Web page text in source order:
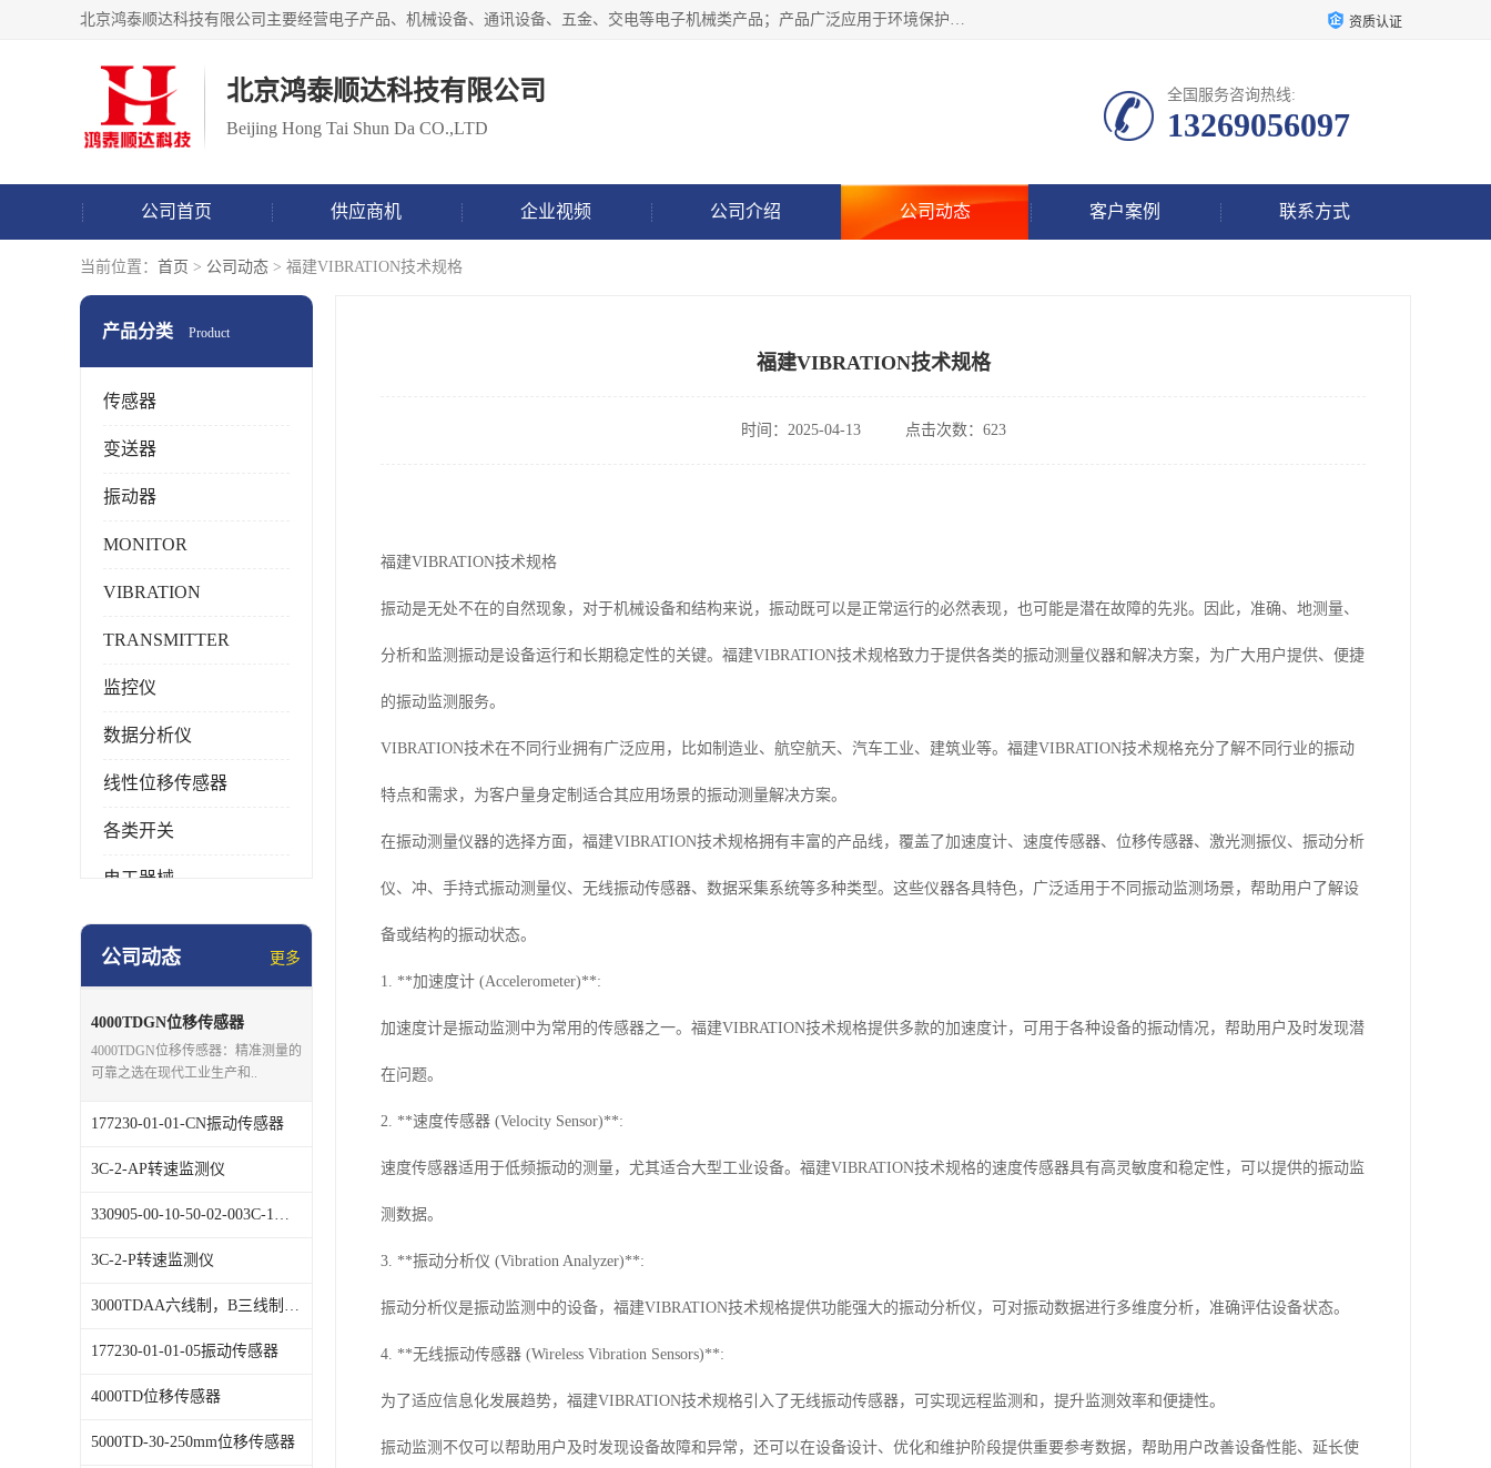
北京鸿泰顺达科技有限公司主要经营电子产品、机械设备、通讯设备、五金、交电等电子机械类产品；产品广泛应用于环境保护、石油化工、电力电子、冶金建筑、煤炭、农业、卫生防疫、教育科研等行业。并成功的与各地环境监测站、污水处理厂、卷烟厂、电厂、高校、科学院所、卫生防疫部门、煤矿、石化厂等用户建立了密切的合作关系。 资质认证
北京鸿泰顺达科技有限公司
Beijing Hong Tai Shun Da CO.,LTD
全国服务咨询热线:
13269056097
公司首页 供应商机 企业视频 公司介绍 公司动态 客户案例 联系方式
当前位置： 首页 > 公司动态 > 福建VIBRATION技术规格
产品分类 Product
传感器
变送器
振动器
MONITOR
VIBRATION
TRANSMITTER
监控仪
数据分析仪
线性位移传感器
各类开关
电工器械
模块化产品
特殊用处传感器
特殊用途变送器
公司动态 更多
4000TDGN位移传感器
4000TDGN位移传感器：精准测量的
可靠之选在现代工业生产和..
177230-01-01-CN振动传感器
3C-2-AP转速监测仪
330905-00-10-50-02-003C-1，振动传感器
3C-2-P转速监测仪
3000TDAA六线制，B三线制)位移传感器
177230-01-01-05振动传感器
4000TD位移传感器
5000TD-30-250mm位移传感器
福建VIBRATION技术规格
时间：2025-04-13 点击次数：623
福建VIBRATION技术规格
振动是无处不在的自然现象，对于机械设备和结构来说，振动既可以是正常运行的必然表现，也可能是潜在故障的先兆。因此，准确、地测量、
分析和监测振动是设备运行和长期稳定性的关键。福建VIBRATION技术规格致力于提供各类的振动测量仪器和解决方案，为广大用户提供、便捷
的振动监测服务。
VIBRATION技术在不同行业拥有广泛应用，比如制造业、航空航天、汽车工业、建筑业等。福建VIBRATION技术规格充分了解不同行业的振动
特点和需求，为客户量身定制适合其应用场景的振动测量解决方案。
在振动测量仪器的选择方面，福建VIBRATION技术规格拥有丰富的产品线，覆盖了加速度计、速度传感器、位移传感器、激光测振仪、振动分析
仪、冲、手持式振动测量仪、无线振动传感器、数据采集系统等多种类型。这些仪器各具特色，广泛适用于不同振动监测场景，帮助用户了解设
备或结构的振动状态。
1. **加速度计 (Accelerometer)**:
加速度计是振动监测中为常用的传感器之一。福建VIBRATION技术规格提供多款的加速度计，可用于各种设备的振动情况，帮助用户及时发现潜
在问题。
2. **速度传感器 (Velocity Sensor)**:
速度传感器适用于低频振动的测量，尤其适合大型工业设备。福建VIBRATION技术规格的速度传感器具有高灵敏度和稳定性，可以提供的振动监
测数据。
3. **振动分析仪 (Vibration Analyzer)**:
振动分析仪是振动监测中的设备，福建VIBRATION技术规格提供功能强大的振动分析仪，可对振动数据进行多维度分析，准确评估设备状态。
4. **无线振动传感器 (Wireless Vibration Sensors)**:
为了适应信息化发展趋势，福建VIBRATION技术规格引入了无线振动传感器，可实现远程监测和，提升监测效率和便捷性。
振动监测不仅可以帮助用户及时发现设备故障和异常，还可以在设备设计、优化和维护阶段提供重要参考数据，帮助用户改善设备性能、延长使